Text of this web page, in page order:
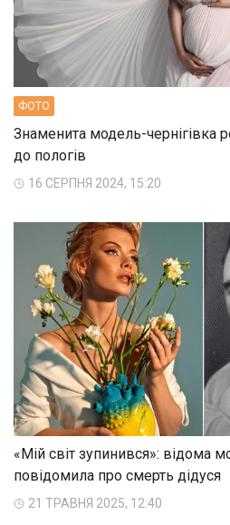
ФОТО
Знаменита модель-чернігівка
до пологів
16 СЕРПНЯ 2024, 15:20
«Мій світ зупинився»: відома
повідомила про смерть дідуся
21 ТРАВНЯ 2025, 12:40